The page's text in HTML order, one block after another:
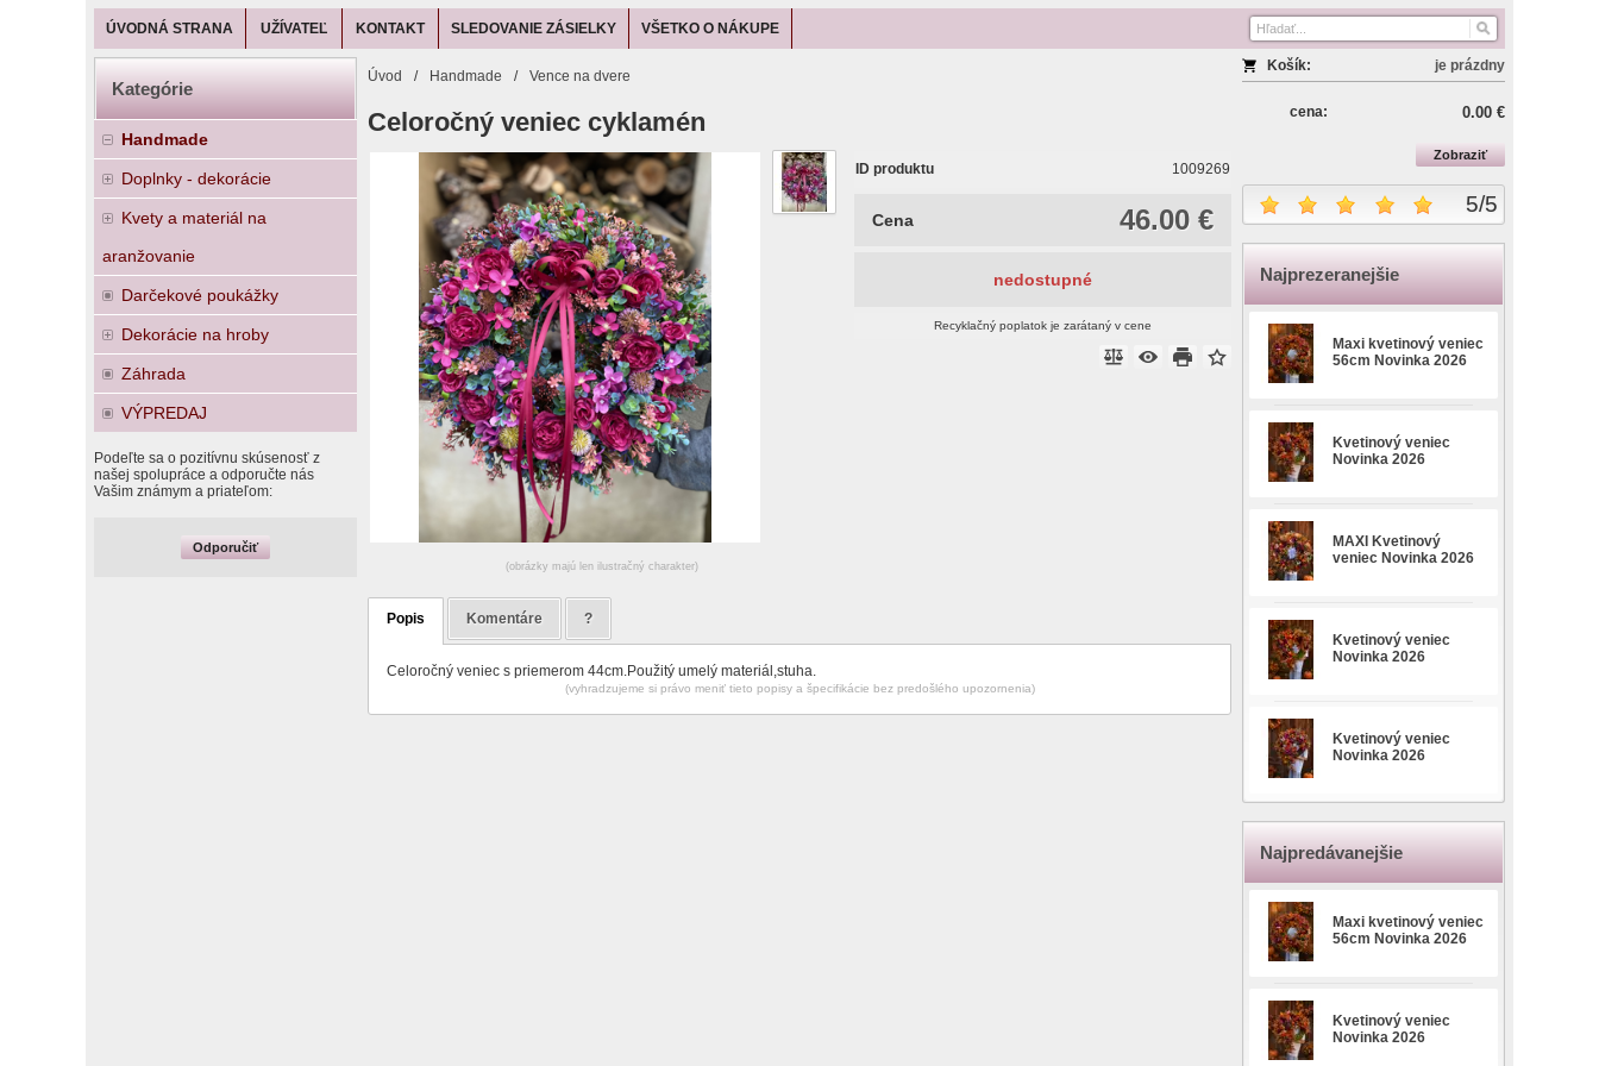
ÚVODNÁ STRANA UŽÍVATEĽ KONTAKT SLEDOVANIE ZÁSIELKY VŠETKO O NÁKUPE
Kategórie
Handmade
Doplnky - dekorácie
Kvety a materiál na
aranžovanie
Darčekové poukážky
Dekorácie na hroby
Záhrada
VÝPREDAJ
Podeľte sa o pozitívnu skúsenosť z
našej spolupráce a odporučte nás
Vašim známym a priateľom:
Odporučiť
Košík: je prázdny
cena: 0.00 €
Zobraziť
5/5
Najprezeranejšie
Maxi kvetinový veniec
56cm Novinka 2026
Kvetinový veniec
Novinka 2026
MAXI Kvetinový
veniec Novinka 2026
Kvetinový veniec
Novinka 2026
Kvetinový veniec
Novinka 2026
Najpredávanejšie
Maxi kvetinový veniec
56cm Novinka 2026
Kvetinový veniec
Novinka 2026
Úvod / Handmade / Vence na dvere
Celoročný veniec cyklamén
(obrázky majú len ilustračný charakter)
ID produktu 1009269
46.00 €
Cena
nedostupné
Recyklačný poplatok je zarátaný v cene
Popis Komentáre ?
Celoročný veniec s priemerom 44cm.Použitý umelý materiál,stuha.
(vyhradzujeme si právo meniť tieto popisy a špecifikácie bez predošlého upozornenia)